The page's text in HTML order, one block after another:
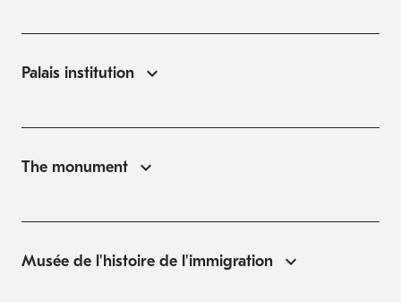
Palais institution
The monument
Musée de l'histoire de l'immigration